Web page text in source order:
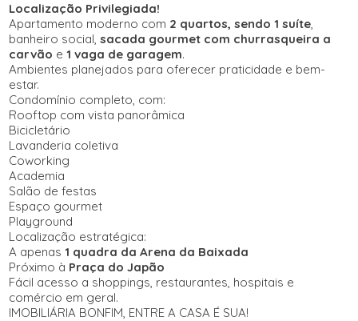
Localização Privilegiada!
Apartamento moderno com 2 quartos, sendo 1 suíte,
banheiro social,sacada gourmet com churrasqueira a
carvão e1 vaga de garagem.
Ambientes planejados para oferecer praticidade e bem-
estar.
Condomínio completo, com:
Rooftop com vista panorâmica
Bicicletário
Lavanderia coletiva
Coworking
Academia
Salão de festas
Espaço gourmet
Playground
Localização estratégica:
A apenas1 quadra da Arena da Baixada
Próximo à Praça do Japão
Fácil acesso a shoppings, restaurantes, hospitais e
comércio em geral.
IMOBILIÁRIA BONFIM, ENTRE A CASA É SUA!